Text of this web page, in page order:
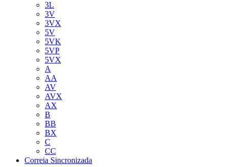
3L
3V
3VX
5V
5VK
5VP
5VX
A
AA
AV
AVX
AX
B
BB
BX
C
CC
Correia Sincronizada